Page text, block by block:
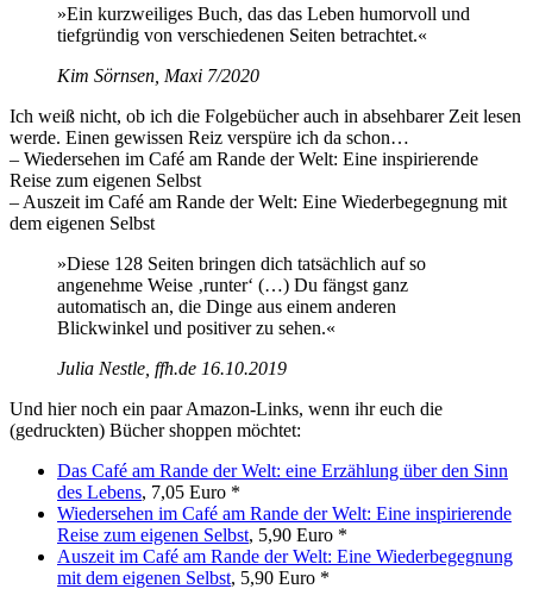
»Ein kurzweiliges Buch, das das Leben humorvoll und
tiefgründig von verschiedenen Seiten betrachtet.«
Kim Sörnsen, Maxi 7/2020
Ich weiß nicht, ob ich die Folgebücher auch in absehbarer Zeit lesen
werde. Einen gewissen Reiz verspüre ich da schon…
– Wiedersehen im Café am Rande der Welt: Eine inspirierende
Reise zum eigenen Selbst
– Auszeit im Café am Rande der Welt: Eine Wiederbegegnung mit
dem eigenen Selbst
»Diese 128 Seiten bringen dich tatsächlich auf so
angenehme Weise ‚runter‘ (…) Du fängst ganz
automatisch an, die Dinge aus einem anderen
Blickwinkel und positiver zu sehen.«
Julia Nestle, ffh.de 16.10.2019
Und hier noch ein paar Amazon-Links, wenn ihr euch die
(gedruckten) Bücher shoppen möchtet:
Das Café am Rande der Welt: eine Erzählung über den Sinn
des Lebens, 7,05 Euro *
Wiedersehen im Café am Rande der Welt: Eine inspirierende
Reise zum eigenen Selbst, 5,90 Euro *
Auszeit im Café am Rande der Welt: Eine Wiederbegegnung
mit dem eigenen Selbst, 5,90 Euro *